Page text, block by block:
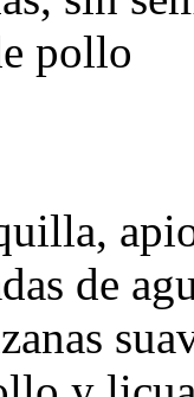
pollo
de